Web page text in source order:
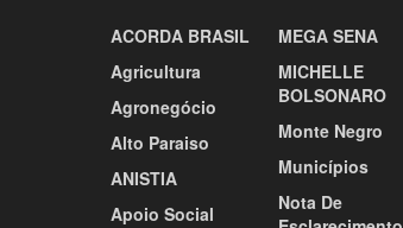
ACORDA BRASIL
Agricultura
Agronegócio
Alto Paraiso
ANISTIA
Apoio Social
MEGA SENA
MICHELLE
BOLSONARO
Monte Negro
Municípios
Nota De